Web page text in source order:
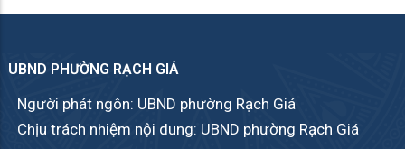
UBND PHƯỜNG RẠCH GIÁ
Người phát ngôn: UBND phường Rạch Giá
Chịu trách nhiệm nội dung: UBND phường Rạch Giá